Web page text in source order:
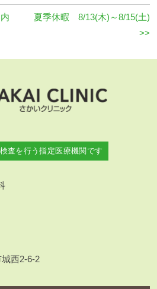
夏季休暇 8/13(木)～8/15(土)
>>
査を行う指定医療機関です
西2-6-2